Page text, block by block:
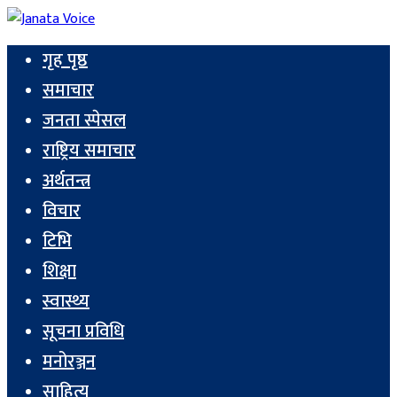
गृह पृष्ठ
समाचार
जनता स्पेसल
राष्ट्रिय समाचार
अर्थतन्त्र
विचार
टिभि
शिक्षा
स्वास्थ्य
सूचना प्रविधि
मनोरञ्जन